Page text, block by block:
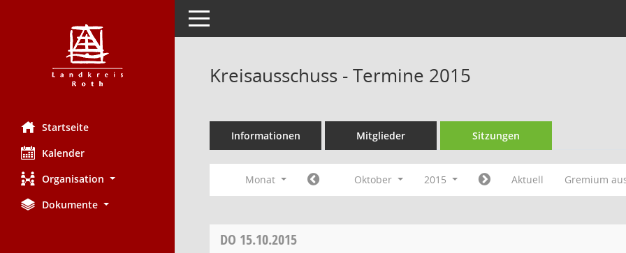
Startseite
Kalender
Organisation
Dokumente
Toggle navigation
Kreisausschuss - Termine 2015
Informationen Mitglieder Sitzungen
Monat Oktober 2015 Aktuell Gremium
DO 15.10.2015